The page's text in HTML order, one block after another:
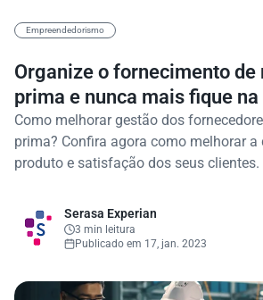
Empreendedorismo
Organize o fornecimento de
prima e nunca mais fique na
Como melhorar gestão dos
prima? Confira agora como melhorar a
produto e satisfação dos seus clientes.
Serasa Experian
3 min leitura
Publicado em 17, jan. 2023